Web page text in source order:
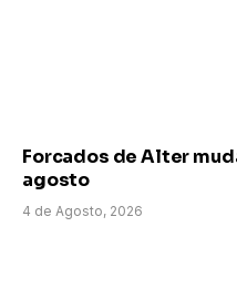
Forcados de Alter
agosto
4 de Agosto, 2026